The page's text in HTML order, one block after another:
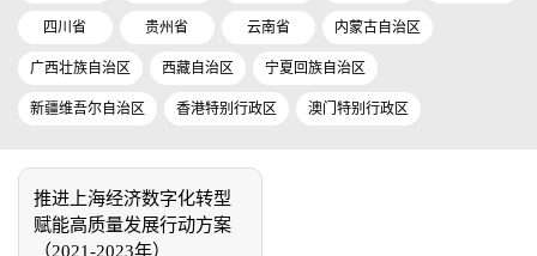
四川省 贵州省 云南省 内蒙古自治区
广西壮族自治区 西藏自治区 宁夏回族自治区
新疆维吾尔自治区 香港特别行政区 澳门特别行政区
推进上海经济数字化转型
赋能高质量发展行动方案
（2021-2023年）